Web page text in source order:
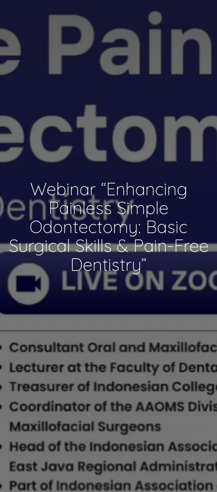
Webinar “Enhancing
Painless Simple
Odontectomy: Basic
Surgical Skills & Pain-Free
Dentistry”